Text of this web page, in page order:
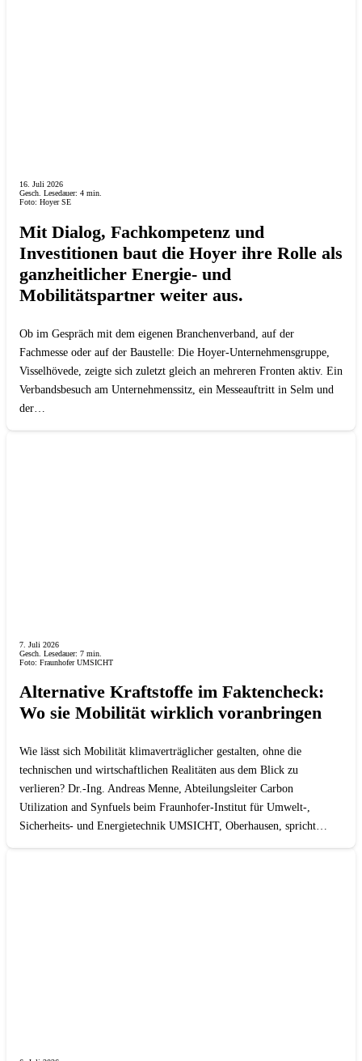
16. Juli 2026
Gesch. Lesedauer: 4 min.
Foto: Hoyer SE
Mit Dialog, Fachkompetenz und
Investitionen baut die Hoyer ihre Rolle als
ganzheitlicher Energie- und
Mobilitätspartner weiter aus.
Ob im Gespräch mit dem eigenen Branchenverband, auf der
Fachmesse oder auf der Baustelle: Die Hoyer-Unternehmensgruppe,
Visselhövede, zeigte sich zuletzt gleich an mehreren Fronten aktiv. Ein
Verbandsbesuch am Unternehmenssitz, ein Messeauftritt in Selm und
der…
7. Juli 2026
Gesch. Lesedauer: 7 min.
Foto: Fraunhofer UMSICHT
Alternative Kraftstoffe im Faktencheck:
Wo sie Mobilität wirklich voranbringen
Wie lässt sich Mobilität klimaverträglicher gestalten, ohne die
technischen und wirtschaftlichen Realitäten aus dem Blick zu
verlieren? Dr.-Ing. Andreas Menne, Abteilungsleiter Carbon
Utilization and Synfuels beim Fraunhofer-Institut für Umwelt-,
Sicherheits- und Energietechnik UMSICHT, Oberhausen, spricht…